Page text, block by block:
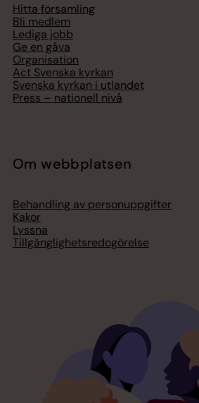
Hitta församling
Bli medlem
Lediga jobb
Ge en gåva
Organisation
Act Svenska kyrkan
Svenska kyrkan i utlandet
Press – nationell nivå
Om webbplatsen
Behandling av personuppgifter
Kakor
Lyssna
Tillgänglighetsredogörelse